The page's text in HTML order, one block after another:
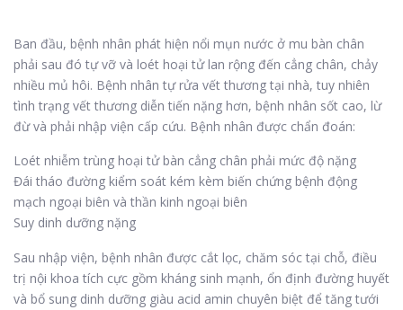
Ban đầu, bệnh nhân phát hiện nổi mụn nước ở mu bàn chân
phải sau đó tự vỡ và loét hoại tử lan rộng đến cẳng chân, chảy
nhiều mủ hôi. Bệnh nhân tự rửa vết thương tại nhà, tuy nhiên
tình trạng vết thương diễn tiến nặng hơn, bệnh nhân sốt cao, lừ
đừ và phải nhập viện cấp cứu. Bệnh nhân được chẩn đoán:
Loét nhiễm trùng hoại tử bàn cẳng chân phải mức độ nặng
Đái tháo đường kiểm soát kém kèm biến chứng bệnh động
mạch ngoại biên và thần kinh ngoại biên
Suy dinh dưỡng nặng
Sau nhập viện, bệnh nhân được cắt lọc, chăm sóc tại chỗ, điều
trị nội khoa tích cực gồm kháng sinh mạnh, ổn định đường huyết
và bổ sung dinh dưỡng giàu acid amin chuyên biệt để tăng tưới